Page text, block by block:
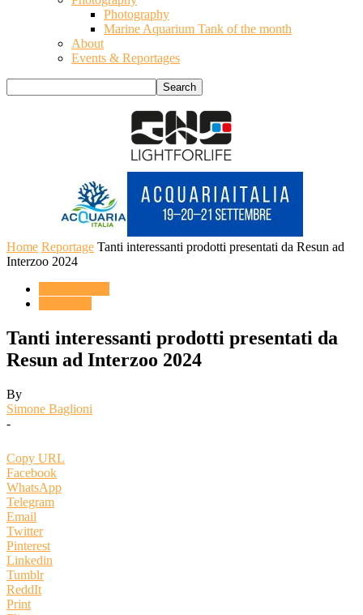
Photography
Marine Aquarium Tank of the month
About
Events & Reportages
Home Reportage Tanti interessanti prodotti presentati da Resun ad
Interzoo 2024
Tanti interessanti prodotti presentati da
Resun ad Interzoo 2024
By
Simone Baglioni
-
Copy URL
Facebook
WhatsApp
Telegram
Email
Twitter
Pinterest
Linkedin
Tumblr
ReddIt
Print